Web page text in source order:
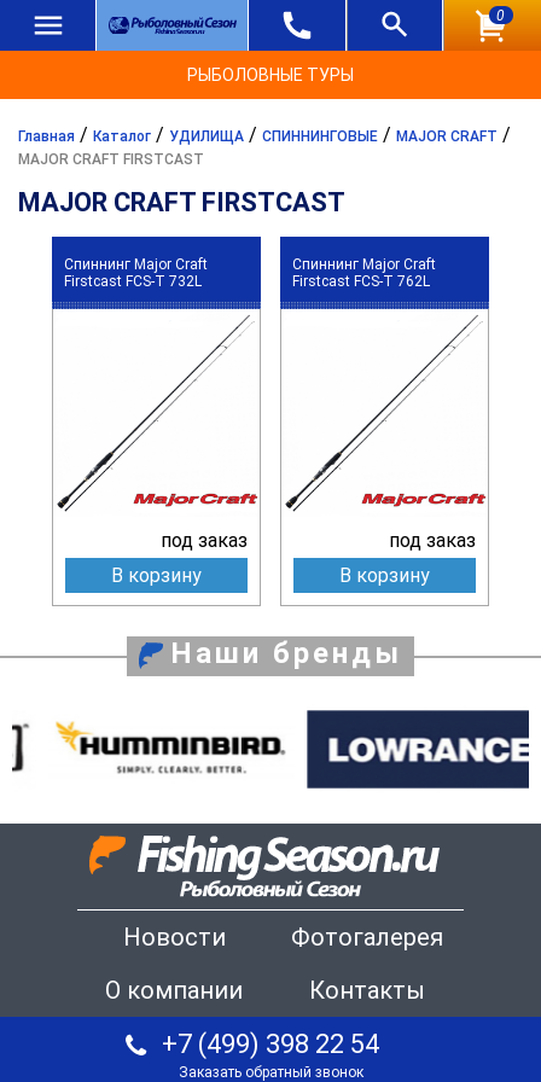
0
РЫБОЛОВНЫЕ ТУРЫ
Главная / Каталог / УДИЛИЩА / СПИННИНГОВЫЕ / MAJOR CRAFT /
MAJOR CRAFT FIRSTCAST
MAJOR CRAFT FIRSTCAST
Спиннинг Major Craft
Firstcast FCS-T 732L
под заказ
В корзину
Спиннинг Major Craft
Firstcast FCS-T 762L
под заказ
В корзину
Наши бренды
Новости
Фотогалерея
О компании
Контакты
+7 (499) 398 22 54
Заказать обратный звонок